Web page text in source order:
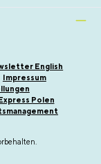
English
Impressum
Polen